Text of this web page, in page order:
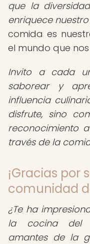
que la
enriquece
comida es
el mundo que
Invito a cada
saborear y
influencia
disfrute, sino
reconocimiento
través de la
¡Gracias por
comunidad
¿Te ha
la cocina del
amantes de la